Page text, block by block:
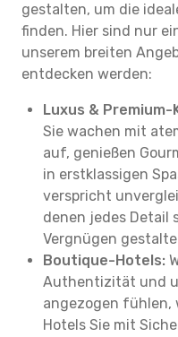
gestalten, um die
finden. Hier sind nur
unserem breiten
entdecken werden:
Luxus &
Sie wachen mit
auf, genießen
in erstklassigen
verspricht
denen jedes
Vergnügen
Boutique-Hotels:
Authentizität und
angezogen fühlen,
Hotels Sie mit